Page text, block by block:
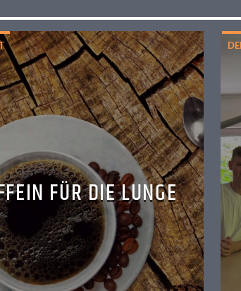
FÜR DIE LUNGE